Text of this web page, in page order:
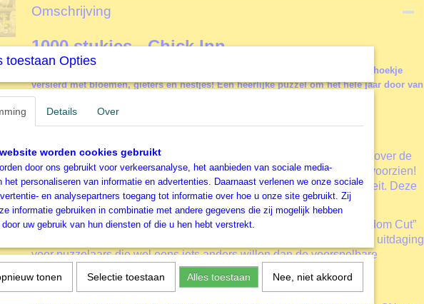
Productcode
EAN code
Formaat gelegde puzzel
68x49 cm
Omschrijving
1000 stukjes - Chick Inn
Welkom bij de Chick Inn, waar schattige kuikentjes genieten van hun knusse hoekje
versierd met bloemen, gieters en nestjes! Een heerlijke puzzel om het hele jaar door van
te genieten, maar extra leuk met Pasen!
Cobble Hill Dieren Kippen Legpuzzel
Cobble Hillis opgericht in 2005 met de wens om puzzelliefhebbers over de
hele wereld van liefdevolle, grillige, hoogwaardige afbeeldingen te voorzien!
De legpuzzels worden beschreven als duurzaam en van fijne kwaliteit. Deze
legpuzzel Chick Inn is is hier een goed voorbeeld van.
Cobble Hillgebruikt voor het fabriceren van de legpuzzels de “Random Cut”
methode. De willekeurig gesneden puzzelstukjes creëren een leuke uitdaging
voor puzzelaars die wel eens iets anders willen dan de voorspelbare
patronen van een regelmatig gestansde legpuzzel.
Accessoires
toestaan Opties
Details Over
worden cookies gebruikt
door ons gebruikt voor verkeersanalyse, het aanbieden van sociale media-
het personaliseren van informatie en advertenties. Daarnaast verlenen we onze sociale
en analysepartners toegang tot informatie over hoe u onze site gebruikt. Zij
informatie gebruiken in combinatie met andere gegevens die zij mogelijk hebben
uw gebruik van hun diensten of die u hen hebt verstrekt.
tonen Selectie toestaan Alles toestaan Nee, niet akkoord